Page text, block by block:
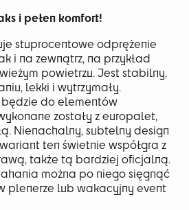
i pełen komfort!
stuprocentowe odprężenie
i na zewnątrz, na przykład
powietrzu. Jest stabilny,
lekki i wytrzymały.
do elementów
zostały z europalet,
Nienachalny, subtelny design
ten świetnie współgra z
także tą bardziej oficjalną.
można po niego sięgnąć
plenerze lub wakacyjny event